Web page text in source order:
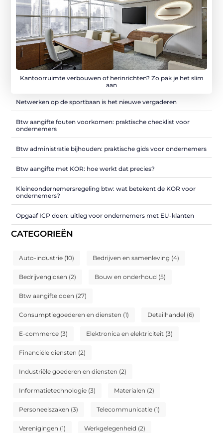
Kantoorruimte verbouwen of herinrichten? Zo pak je het slim
aan
Netwerken op de sportbaan is het nieuwe vergaderen
Btw aangifte fouten voorkomen: praktische checklist voor
ondernemers
Btw administratie bijhouden: praktische gids voor ondernemers
Btw aangifte met KOR: hoe werkt dat precies?
Kleineondernemersregeling btw: wat betekent de KOR voor
ondernemers?
Opgaaf ICP doen: uitleg voor ondernemers met EU-klanten
CATEGORIEËN
Auto-industrie (10) Bedrijven en samenleving (4)
Bedrijvengidsen (2) Bouw en onderhoud (5)
Btw aangifte doen (27)
Consumptiegoederen en diensten (1) Detailhandel (6)
E-commerce (3) Elektronica en elektriciteit (3)
Financiële diensten (2)
Industriële goederen en diensten (2)
Informatietechnologie (3) Materialen (2)
Personeelszaken (3) Telecommunicatie (1)
Verenigingen (1) Werkgelegenheid (2)